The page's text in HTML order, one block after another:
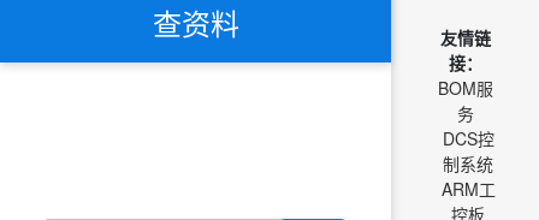
查资料
友情链
接：
BOM服
务
DCS控
制系统
ARM工
控板